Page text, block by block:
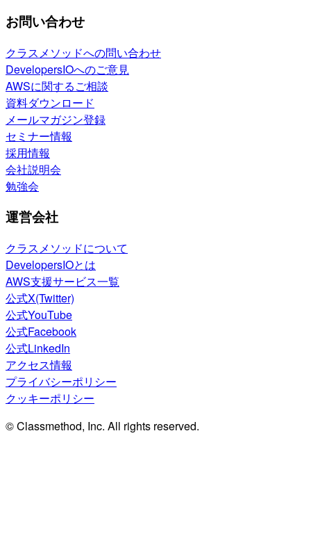
お問い合わせ
クラスメソッドへの問い合わせ
DevelopersIOへのご意見
AWSに関するご相談
資料ダウンロード
メールマガジン登録
セミナー情報
採用情報
会社説明会
勉強会
運営会社
クラスメソッドについて
DevelopersIOとは
AWS支援サービス一覧
公式X(Twitter)
公式YouTube
公式Facebook
公式LinkedIn
アクセス情報
プライバシーポリシー
クッキーポリシー
© Classmethod, Inc. All rights reserved.